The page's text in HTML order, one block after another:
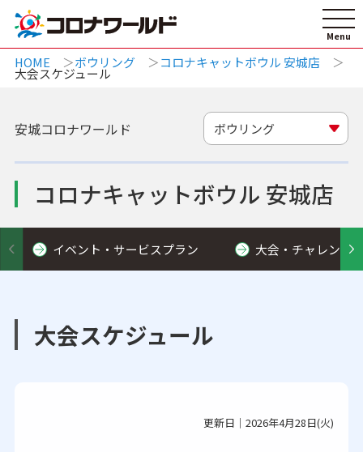
HOME ボウリング コロナキャットボウル 安城店
大会スケジュール
コロナキャットボウル 安城店
安城コロナワールド ボウリング
イベント・サービスプラン 大会・チャレンジ
大会スケジュール
更新日｜2026年4月28日(火)